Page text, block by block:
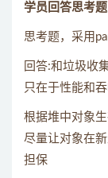
学员回答思考题
思考题，采用
回答:和垃圾收
只在于性能和
根据堆中对象
尽量让对象在
担保